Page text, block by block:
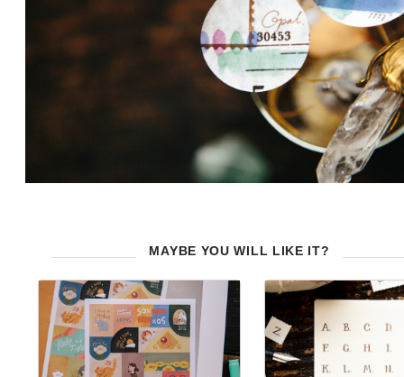
MAYBE YOU WILL LIKE IT?